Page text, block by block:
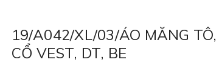
19/A042/XL/03/ÁO MĂNG TÔ,
CỔ VEST, DT, BE